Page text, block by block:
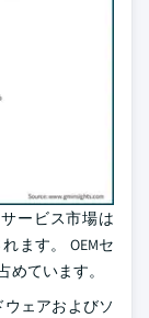
ービス市場は
ます。 OEMセ
めています。
ェアおよびソ